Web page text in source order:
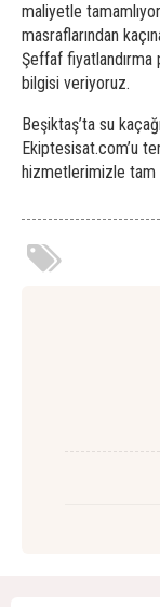
maliyetle
masraflarından
Şeffaf
bilgisi veriyoruz.
Beşiktaş’ta su
Ekiptesisat.com’u
hizmetlerimizle tam